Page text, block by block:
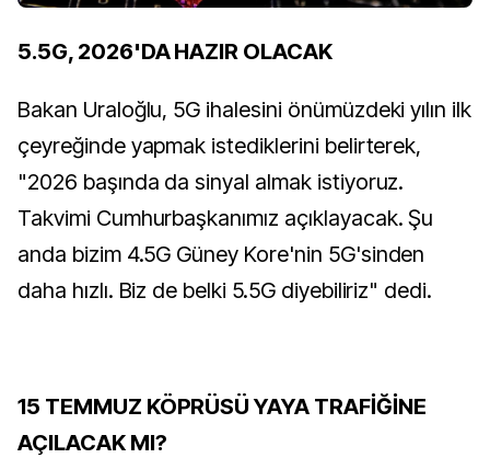
5.5G, 2026'DA HAZIR OLACAK
Bakan Uraloğlu, 5G ihalesini önümüzdeki yılın ilk
çeyreğinde yapmak istediklerini belirterek,
"2026 başında da sinyal almak istiyoruz.
Takvimi Cumhurbaşkanımız açıklayacak. Şu
anda bizim 4.5G Güney Kore'nin 5G'sinden
daha hızlı. Biz de belki 5.5G diyebiliriz" dedi.
15 TEMMUZ KÖPRÜSÜ YAYA TRAFİĞİNE
AÇILACAK MI?